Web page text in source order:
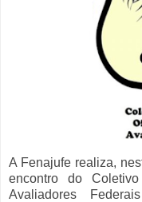
A Fenajufe realiza,
encontro do
Avaliadores